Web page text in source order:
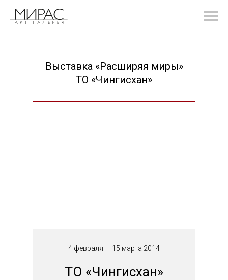
Выставка «Расширяя миры»
ТО «Чингисхан»
4 февраля — 15 марта 2014
ТО «Чингисхан»